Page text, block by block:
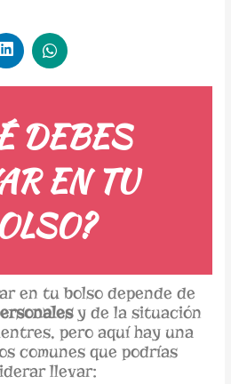
DEBES
EN TU
en tu bolso depende de
y de la situación
pero aquí hay una
comunes que podrías
llevar: